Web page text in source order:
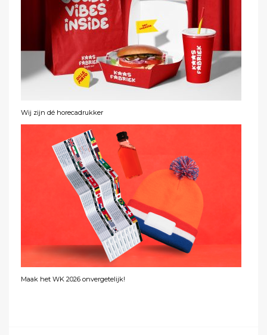
Wij zijn dé horecadrukker
Maak het WK 2026 onvergetelijk!